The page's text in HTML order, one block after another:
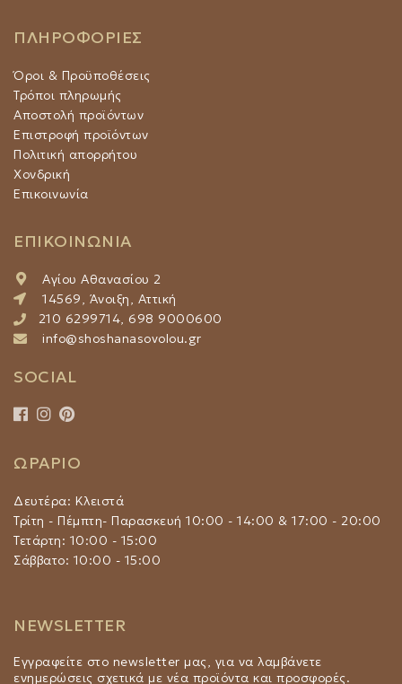
ΠΛΗΡΟΦΟΡΙΕΣ
Όροι & Προϋποθέσεις
Τρόποι πληρωμής
Αποστολή προϊόντων
Επιστροφή προϊόντων
Πολιτική απορρήτου
Χονδρική
Επικοινωνία
ΕΠΙΚΟΙΝΩΝΙΑ
Αγίου Αθανασίου 2
14569, Άνοιξη, Αττική
210 6299714, 698 9000600
info@shoshanasovolou.gr
SOCIAL
ΩΡΑΡΙΟ
Δευτέρα: Κλειστά
Τρίτη - Πέμπτη- Παρασκευή 10:00 - 14:00 & 17:00 - 20:00
Τετάρτη: 10:00 - 15:00
Σάββατο: 10:00 - 15:00
NEWSLETTER
Εγγραφείτε στο newsletter μας, για να λαμβάνετε
ενημερώσεις σχετικά με νέα προϊόντα και προσφορές.